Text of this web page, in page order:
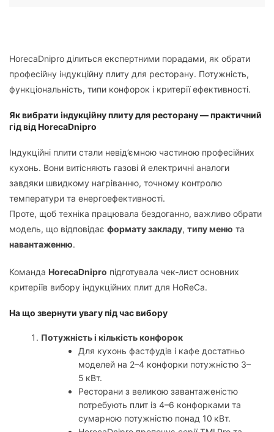
HorecaDnipro ділиться експертними порадами, як обрати
професійну індукційну плиту для ресторану. Потужність,
функціональність, типи конфорок і критерії ефективності.
Як вибрати індукційну плиту для ресторану — практичний
гід від HorecaDnipro
Індукційні плити стали невід’ємною частиною професійних
кухонь. Вони витісняють газові й електричні аналоги
завдяки швидкому нагріванню, точному контролю
температури та енергоефективності.
Проте, щоб техніка працювала бездоганно, важливо обрати
модель, що відповідає формату закладу, типу меню та
навантаженню.
Команда HorecaDnipro підготувала чек‑лист основних
критеріїв вибору індукційних плит для HoReCa.
На що звернути увагу під час вибору
Потужність і кількість конфорок
Для кухонь фастфудів і кафе достатньо
моделей на 2–4 конфорки потужністю 3–
5 кВт.
Ресторани з великою завантаженістю
потребують плит із 4–6 конфорками та
сумарною потужністю понад 10 кВт.